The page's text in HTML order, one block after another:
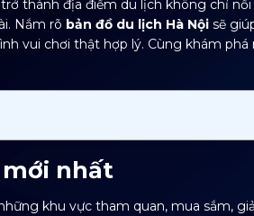
thành địa điểm du lịch không chỉ
Nắm rõ bản đồ du lịch Hà Nội sẽ
vui chơi thật hợp lý. Cùng khám phá
mới nhất
khu vực tham quan, mua sắm,